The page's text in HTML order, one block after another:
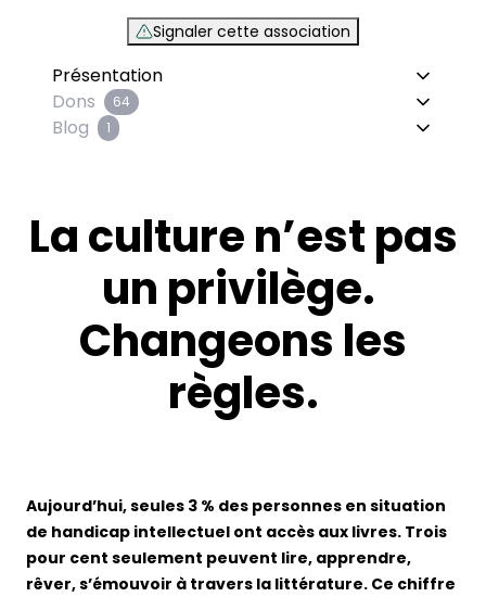
Signaler cette association
Présentation
Dons
64
Blog 1
La culture n’est pas
un privilège.
Changeons les
règles.
Aujourd’hui, seules 3 % des personnes en situation
de handicap intellectuel ont accès aux livres. Trois
pour cent seulement peuvent lire, apprendre,
rêver, s’émouvoir à travers la littérature. Ce chiffre